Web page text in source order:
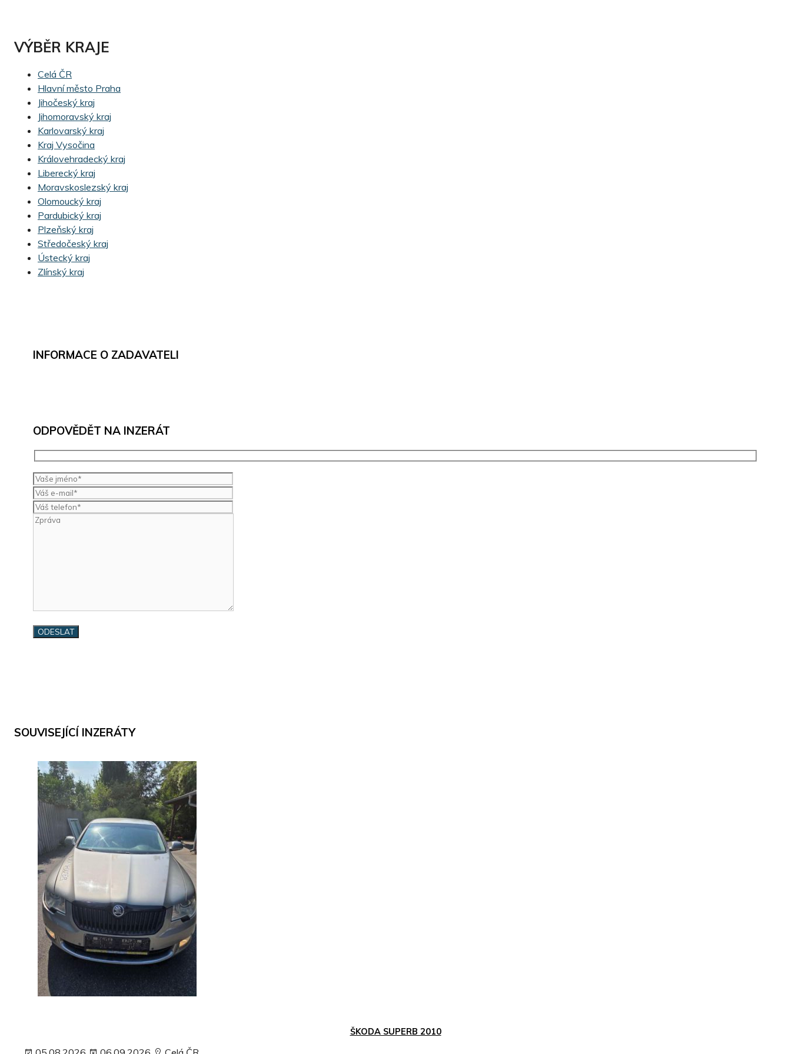
VÝBĚR KRAJE
Celá ČR
Hlavní město Praha
Jihočeský kraj
Jihomoravský kraj
Karlovarský kraj
Kraj Vysočina
Královehradecký kraj
Liberecký kraj
Moravskoslezský kraj
Olomoucký kraj
Pardubický kraj
Plzeňský kraj
Středočeský kraj
Ústecký kraj
Zlínský kraj
INFORMACE O ZADAVATELI
ODPOVĚDĚT NA INZERÁT
SOUVISEJÍCÍ INZERÁTY
ŠKODA SUPERB 2010